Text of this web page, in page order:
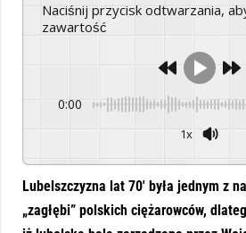
Naciśnij przycisk odtwarzania, aby odsłuchać tę
zawartość
0:00
1x
Lubelszczyzna lat 70′ była jednym z
„zagłębi” polskich ciężarowców,